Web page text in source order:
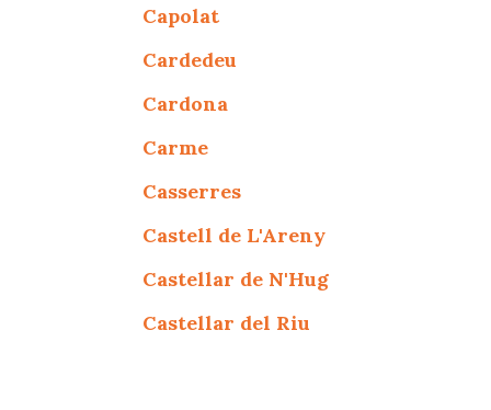
Capolat
Cardedeu
Cardona
Carme
Casserres
Castell de L'Areny
Castellar de N'Hug
Castellar del Riu